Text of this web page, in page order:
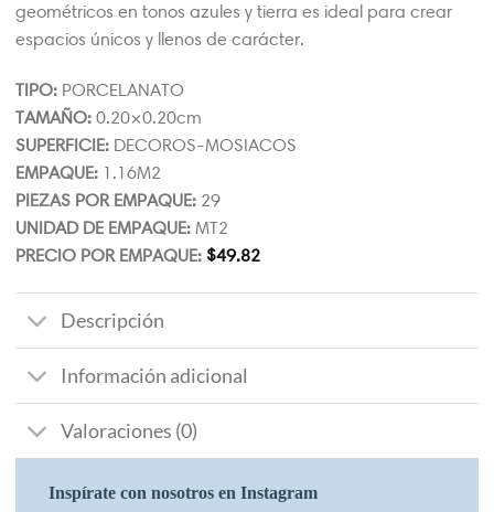
geométricos en tonos azules y tierra es ideal para crear
espacios únicos y llenos de carácter.
TIPO: PORCELANATO
TAMAÑO: 0.20×0.20cm
SUPERFICIE: DECOROS-MOSIACOS
EMPAQUE: 1.16M2
PIEZAS POR EMPAQUE: 29
UNIDAD DE EMPAQUE: MT2
PRECIO POR EMPAQUE: $49.82
Descripción
Información adicional
Valoraciones (0)
Inspírate con nosotros en Instagram